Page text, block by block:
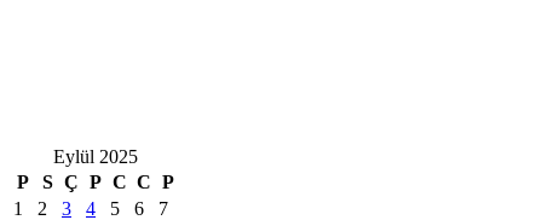
Eylül 2025
P
S Ç P C C P
1
2 3 4 5 6
7